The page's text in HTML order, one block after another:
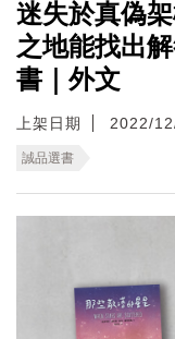
迷失於真偽
之地能找出
書｜外文
上架日期 2022/
誠品選書